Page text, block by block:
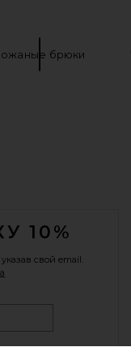
брюки
10%
свой email.